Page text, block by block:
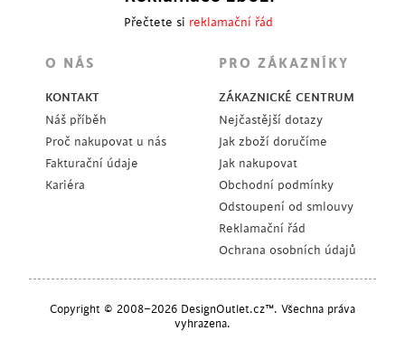
Přečtete si reklamační řád
O NÁS
KONTAKT
Náš příběh
Proč nakupovat u nás
Fakturační údaje
Kariéra
PRO ZÁKAZNÍKY
ZÁKAZNICKÉ CENTRUM
Nejčastější dotazy
Jak zboží doručíme
Jak nakupovat
Obchodní podmínky
Odstoupení od smlouvy
Reklamační řád
Ochrana osobních údajů
Copyright © 2008–2026 DesignOutlet.cz™. Všechna práva
vyhrazena.